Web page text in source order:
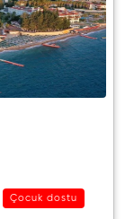
Çocuk dostu